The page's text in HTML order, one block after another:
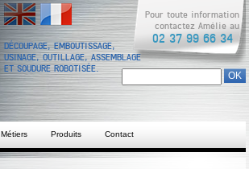
Pour toute information
contactez Amélie au
02 37 99 66 34
DÉCOUPAGE, EMBOUTISSAGE,
USINAGE, OUTILLAGE, ASSEMBLAGE
ET SOUDURE ROBOTISÉE.
Formulaire de
recherche
Chercher dans ce site
English Français
Métiers Produits Contact